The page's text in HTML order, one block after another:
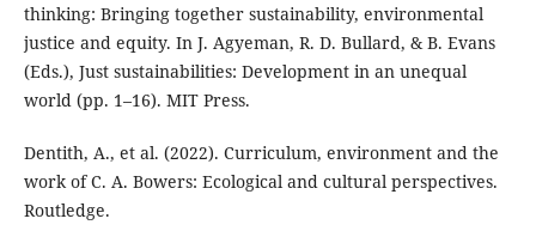
thinking: Bringing together sustainability, environmental
justice and equity. In J. Agyeman, R. D. Bullard, & B. Evans
(Eds.), Just sustainabilities: Development in an unequal
world (pp. 1–16). MIT Press.
Dentith, A., et al. (2022). Curriculum, environment and the
work of C. A. Bowers: Ecological and cultural perspectives.
Routledge.